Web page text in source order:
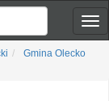
Gmina Olecko